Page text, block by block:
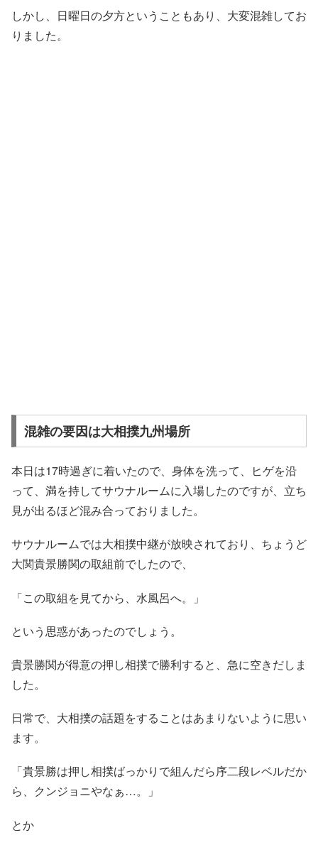
しかし、日曜日の夕方ということもあり、大変混雑してお
りました。
混雑の要因は大相撲九州場所
本日は17時過ぎに着いたので、身体を洗って、ヒゲを沿
って、満を持してサウナルームに入場したのですが、立ち
見が出るほど混み合っておりました。
サウナルームでは大相撲中継が放映されており、ちょうど
大関貴景勝関の取組前でしたので、
「この取組を見てから、水風呂へ。」
という思惑があったのでしょう。
貴景勝関が得意の押し相撲で勝利すると、急に空きだしま
した。
日常で、大相撲の話題をすることはあまりないように思い
ます。
「貴景勝は押し相撲ばっかりで組んだら序二段レベルだか
ら、クンジョニやなぁ…。」
とか